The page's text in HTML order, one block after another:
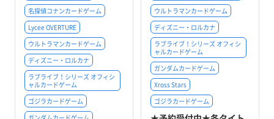
名探偵コナンカードゲーム
Lycee OVERTURE
ウルトラマンカードゲーム
ディズニー・ロルカナ
ラブライブ！シリーズ オフィシ
ャルカードゲーム
ゴジラカードゲーム
ウルトラマンカードゲーム
ディズニー・ロルカナ
ラブライブ！シリーズ オフィシ
ャルカードゲーム
ガンダムカードゲーム
Xross Stars
ゴジラカードゲーム